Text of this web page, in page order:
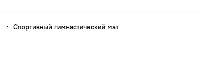
Спортивный гимнастический мат